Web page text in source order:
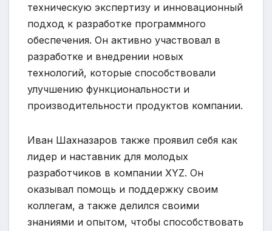
техническую экспертизу и инновационный
подход к разработке программного
обеспечения. Он активно участвовал в
разработке и внедрении новых
технологий, которые способствовали
улучшению функциональности и
производительности продуктов компании.
Иван Шахназаров также проявил себя как
лидер и наставник для молодых
разработчиков в компании XYZ. Он
оказывал помощь и поддержку своим
коллегам, а также делился своими
знаниями и опытом, чтобы способствовать